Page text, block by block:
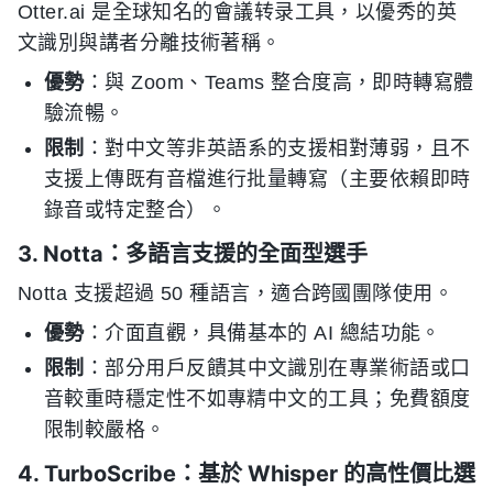
Otter.ai 是全球知名的會議转录工具，以優秀的英
文識別與講者分離技術著稱。
優勢：與 Zoom、Teams 整合度高，即時轉寫體
驗流暢。
限制 ：對中文等非英語系的支援相對薄弱，且不
支援上傳既有音檔進行批量轉寫（主要依賴即時
錄音或特定整合）。
3. Notta：多語言支援的全面型選手
Notta 支援超過 50 種語言，適合跨國團隊使用。
優勢：介面直觀，具備基本的 AI 總結功能。
限制 ：部分用戶反饋其中文識別在專業術語或口
音較重時穩定性不如專精中文的工具；免費額度
限制較嚴格。
4. TurboScribe：基於 Whisper 的高性價比選